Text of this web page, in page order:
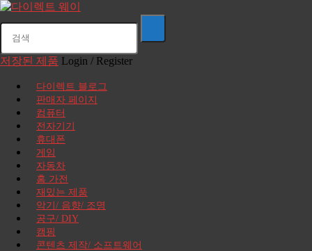
저장된 제품 Login / Register
다이렉트 블로그
판매자 페이지
컴퓨터
전자기기
휴대폰
게임
자동차
홈 가전
재밌는 제품
악기/ 음향/ 조명
공구/ DIY
캠핑
콘텐츠 제작/ 소프트웨어